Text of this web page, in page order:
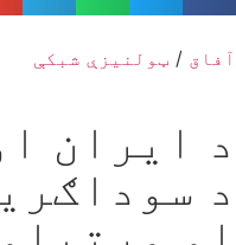
آفاق / ټولنیزې شبکې
د ایران
د